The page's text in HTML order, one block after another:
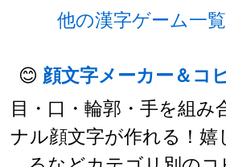
他の漢字ゲーム一
😊 顔文字メーカー＆コ
目・口・輪郭・手を組み
ナル顔文字が作れる！嬉